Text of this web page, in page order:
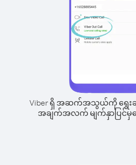
Viber ရှိ အဆက်အသွယ်ကို ရွေးခ
အချက်အလက် မျက်နှာပြင်မှနေ